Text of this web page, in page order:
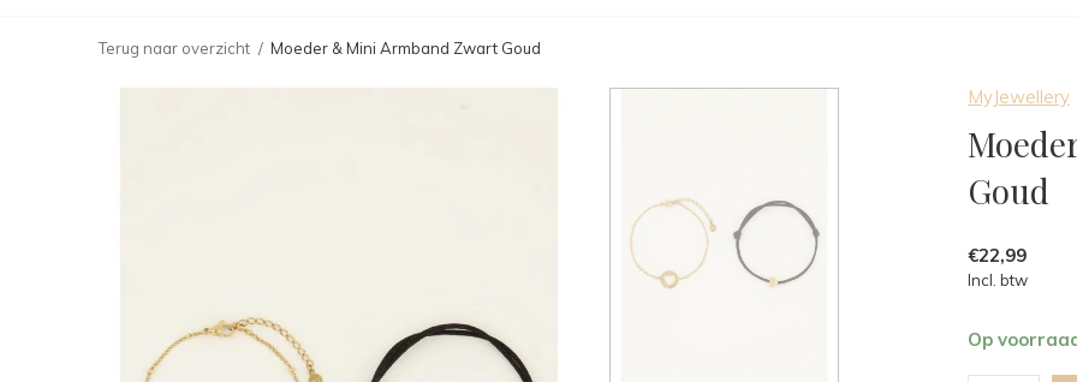
Terug naar overzicht Moeder & Mini Armband Zwart Goud
MyJewellery
Goud
€22,99
Incl. btw
Op